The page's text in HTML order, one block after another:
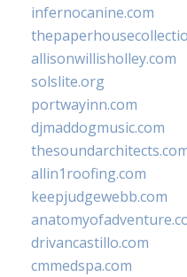
infernocanine.com
allisonwillisholley.com
solslite.org
portwayinn.com
djmaddogmusic.com
allin1roofing.com
keepjudgewebb.com
drivancastillo.com
cmmedspa.com